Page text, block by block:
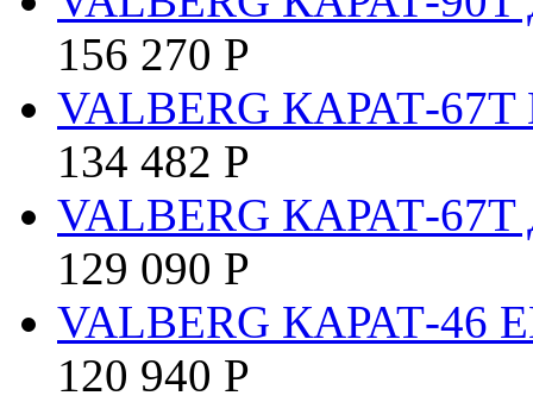
156 270 Р
VALBERG КАРАТ-67T
134 482 Р
VALBERG КАРАТ-67T
129 090 Р
VALBERG КАРАТ-46
120 940 Р